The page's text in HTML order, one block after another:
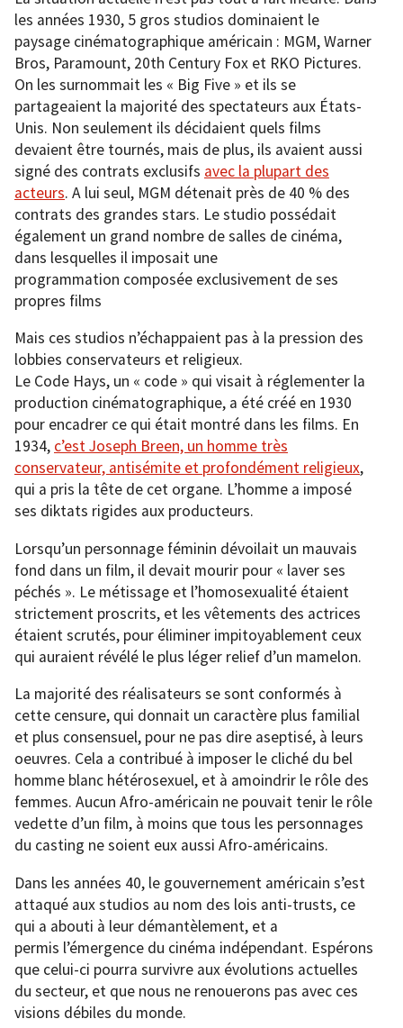
les années 1930, 5 gros studios dominaient le
paysage cinématographique américain : MGM, Warner
Bros, Paramount, 20th Century Fox et RKO Pictures.
On les surnommait les « Big Five » et ils se
partageaient la majorité des spectateurs aux États-
Unis. Non seulement ils décidaient quels films
devaient être tournés, mais de plus, ils avaient aussi
signé des contrats exclusifs avec la plupart des
acteurs. A lui seul, MGM détenait près de 40 % des
contrats des grandes stars. Le studio possédait
également un grand nombre de salles de cinéma,
dans lesquelles il imposait une
programmation composée exclusivement de ses
propres films
Mais ces studios n’échappaient pas à la pression des
lobbies conservateurs et religieux.
Le Code Hays, un « code » qui visait à réglementer la
production cinématographique, a été créé en 1930
pour encadrer ce qui était montré dans les films. En
1934, c’est Joseph Breen, un homme très
conservateur, antisémite et profondément religieux,
qui a pris la tête de cet organe. L’homme a imposé
ses diktats rigides aux producteurs.
Lorsqu’un personnage féminin dévoilait un mauvais
fond dans un film, il devait mourir pour « laver ses
péchés ». Le métissage et l’homosexualité étaient
strictement proscrits, et les vêtements des actrices
étaient scrutés, pour éliminer impitoyablement ceux
qui auraient révélé le plus léger relief d’un mamelon.
La majorité des réalisateurs se sont conformés à
cette censure, qui donnait un caractère plus familial
et plus consensuel, pour ne pas dire aseptisé, à leurs
oeuvres. Cela a contribué à imposer le cliché du bel
homme blanc hétérosexuel, et à amoindrir le rôle des
femmes. Aucun Afro-américain ne pouvait tenir le rôle
vedette d’un film, à moins que tous les personnages
du casting ne soient eux aussi Afro-américains.
Dans les années 40, le gouvernement américain s’est
attaqué aux studios au nom des lois anti-trusts, ce
qui a abouti à leur démantèlement, et a
permis l’émergence du cinéma indépendant. Espérons
que celui-ci pourra survivre aux évolutions actuelles
du secteur, et que nous ne renouerons pas avec ces
visions débiles du monde.